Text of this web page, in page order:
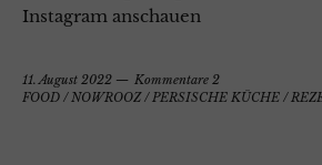
Instagram anschauen
11. August 2022
Kommentare 2
FOOD /NOWROOZ/PERSISCHE KÜCHE /